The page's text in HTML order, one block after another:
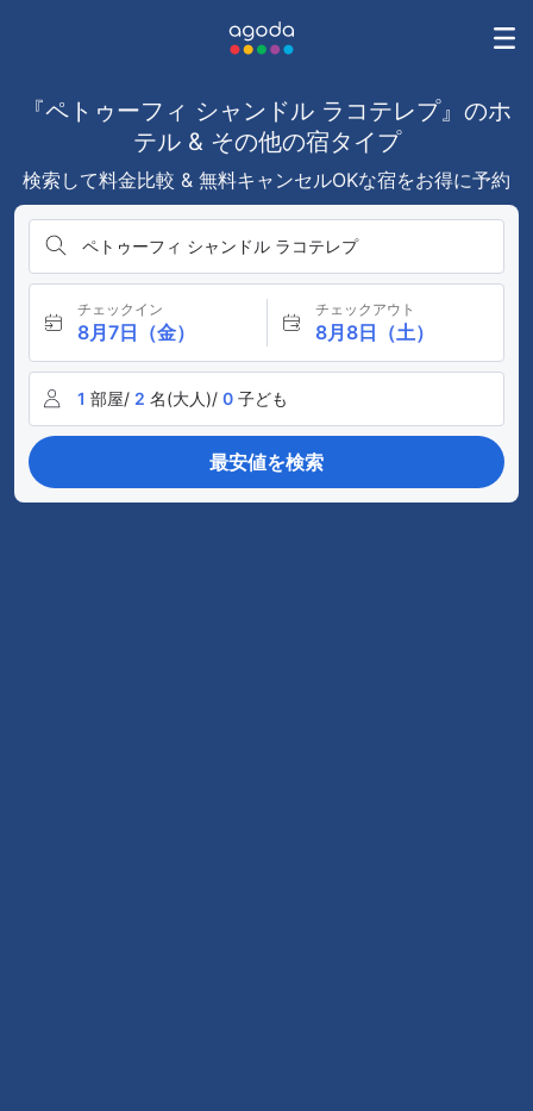
『ペトゥーフィ シャンドル ラコテレプ』のホ
テル & その他の宿タイプ
検索して料金比較 & 無料キャンセルOKな宿をお得に予約
ペトゥーフィ シャンドル ラコテレプ
チェックイン
8月7日（金）
チェックアウト
8月8日（土）
1 部屋/ 2 名(大人)/ 0 子ども
最安値を検索